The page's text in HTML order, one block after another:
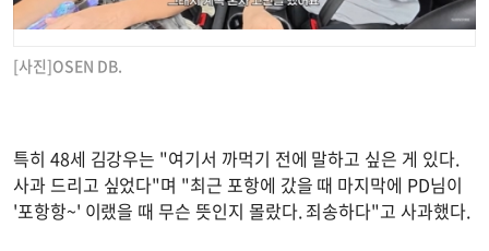
[사진]OSEN DB.
특히 48세 김강우는 "여기서 까먹기 전에 말하고 싶은 게 있다.
사과 드리고 싶었다"며 "최근 포항에 갔을 때 마지막에 PD님이
'포항항~' 이랬을 때 무슨 뜻인지 몰랐다. 죄송하다"고 사과했다.